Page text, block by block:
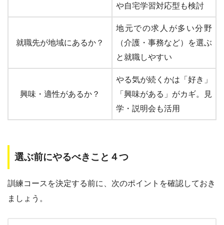
や自宅学習対応型も検討
就職先が地域にあるか？
地元での求人が多い分野
（介護・事務など）を選ぶ
と就職しやすい
興味・適性があるか？
やる気が続くかは「好き」
「興味がある」がカギ。見
学・説明会も活用
選ぶ前にやるべきこと４つ
訓練コースを決定する前に、次のポイントを確認しておき
ましょう。